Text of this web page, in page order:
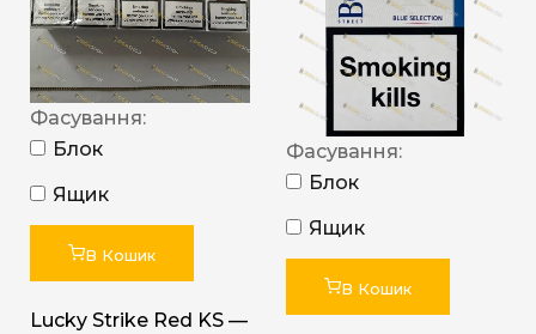
Фасування:
Блок
Ящик
В Кошик
Lucky Strike Red KS —
Фасування:
Блок
Ящик
В Кошик